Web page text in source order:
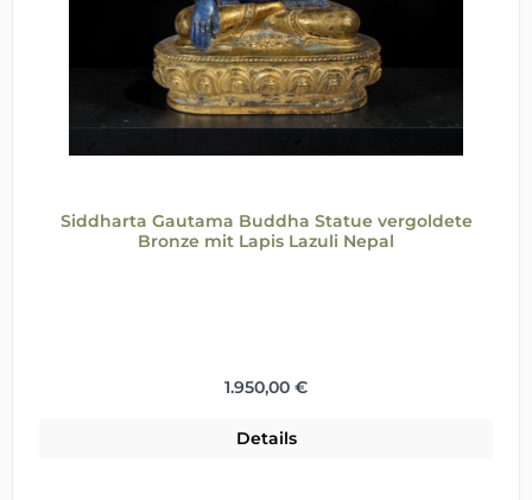
Siddharta Gautama Buddha Statue vergoldete
Bronze mit Lapis Lazuli Nepal
Regulärer Preis:
1.950,00 €
Details